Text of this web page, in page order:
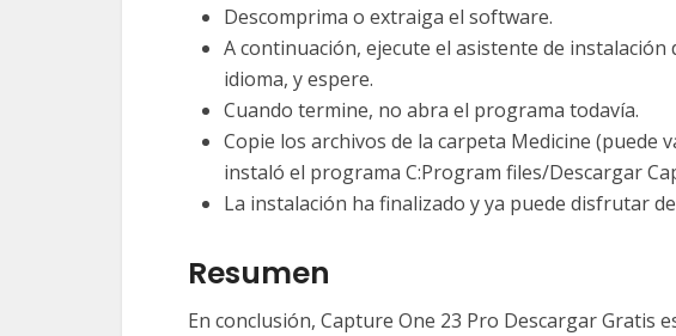
Descomprima o extraiga el software.
A continuación, ejecute el asistente de
idioma, y espere.
Cuando termine, no abra el programa todavía.
Copie los archivos de la carpeta Medicine (puede
instaló el programa C:Program files/Descargar
La instalación ha finalizado y ya puede disfrutar
Resumen
En conclusión, Capture One 23 Pro Descargar Gratis